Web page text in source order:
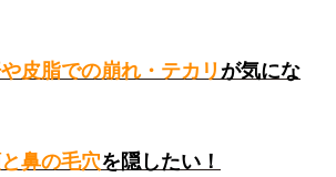
皮脂での崩れ・テカリ が気にな
鼻の毛穴を隠したい！